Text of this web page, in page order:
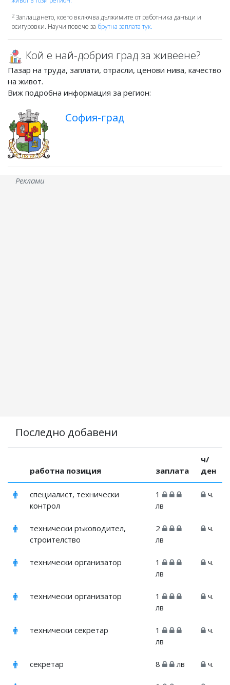
2Заплащането, което включва дължимите от работника данъци и
осигуровки. Научи повече за брутна заплата тук.
Кой е най-добрия град за живеене?
Пазар на труда, заплати, отрасли, ценови нива, качество
на живот.
Виж подробна информация за регион:
София-град
Реклами
Последно добавени
работна позиция заплата
ч/
ден
специалист, технически
контрол
1
лв
ч.
технически ръководител,
строителство
2
лв
ч.
технически организатор
1
лв
ч.
технически организатор
1
лв
ч.
технически секретар
1
лв
ч.
секретар 8 лв ч.